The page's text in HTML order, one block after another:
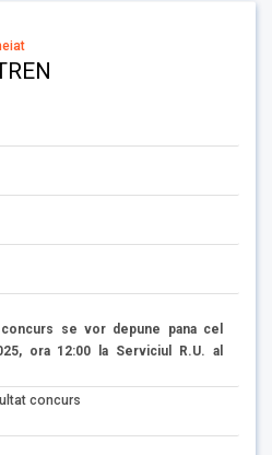
se vor depune pana cel
ora 12:00 la Serviciul R.U. al
concurs